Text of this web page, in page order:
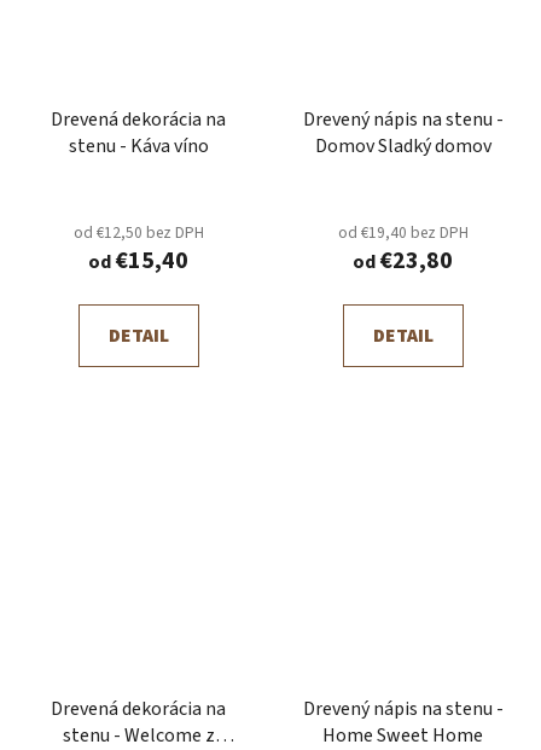
Drevená dekorácia na
stenu - Káva víno
od €12,50 bez DPH
od€15,40
DETAIL
Drevený nápis na stenu -
Domov Sladký domov
od €19,40 bez DPH
od€23,80
DETAIL
Drevená dekorácia na
stenu - Welcome z
Drevený nápis na stenu -
Home Sweet Home